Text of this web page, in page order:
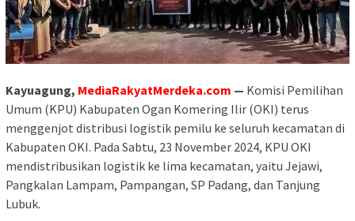
Kayuagung, MediaRakyatMerdeka.com — Komisi Pemilihan
Umum (KPU) Kabupaten Ogan Komering Ilir (OKI) terus
menggenjot distribusi logistik pemilu ke seluruh kecamatan di
Kabupaten OKI. Pada Sabtu, 23 November 2024, KPU OKI
mendistribusikan logistik ke lima kecamatan, yaitu Jejawi,
Pangkalan Lampam, Pampangan, SP Padang, dan Tanjung
Lubuk.